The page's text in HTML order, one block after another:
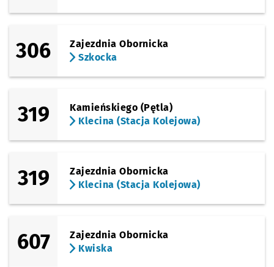
306
Zajezdnia Obornicka
Szkocka
319
Kamieńskiego (Pętla)
Klecina (Stacja Kolejowa)
319
Zajezdnia Obornicka
Klecina (Stacja Kolejowa)
607
Zajezdnia Obornicka
Kwiska